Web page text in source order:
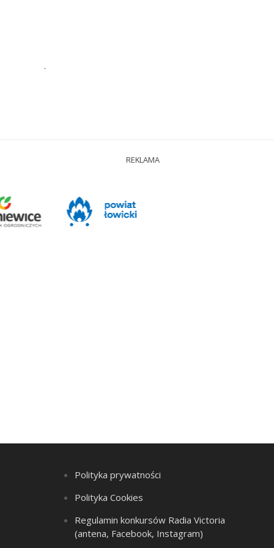
.
REKLAMA
Polityka prywatności
Polityka Cookies
Regulamin konkursów Radia Victoria
(antena, Facebook, Instagram)